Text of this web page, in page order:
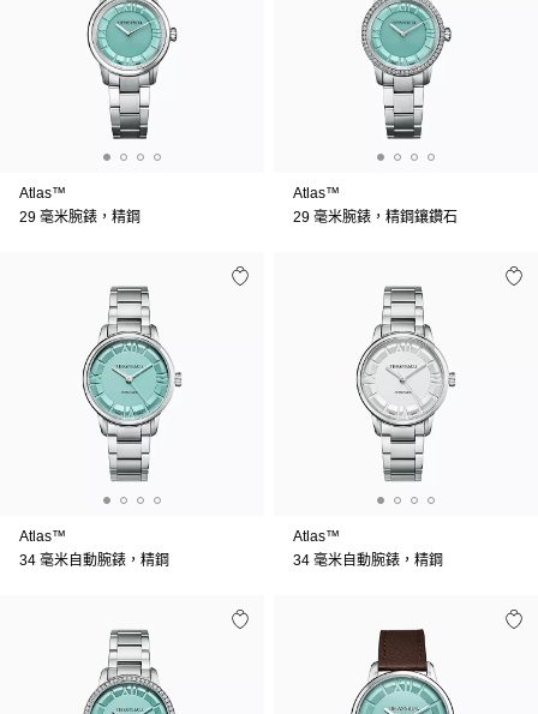
Atlas™
29 毫米腕錶，精鋼
Atlas™
29 毫米腕錶，精鋼鑲鑽石
Atlas™
34 毫米自動腕錶，精鋼
Atlas™
34 毫米自動腕錶，精鋼